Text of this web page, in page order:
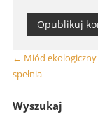
← Miód
spełnia
Wyszukaj